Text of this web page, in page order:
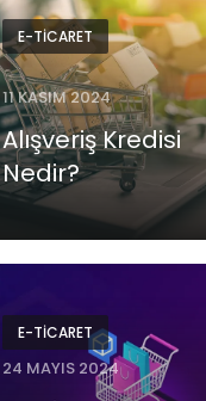
E-TICARET
11 KASIM 2024
Alışveriş Kredisi
Nedir?
E-TICARET
24 MAYIS 2024